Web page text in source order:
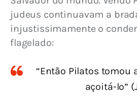
judeus continuavam a
injustissimamente o
flagelado:
“Então Pilatos tomou
açoitá-lo”